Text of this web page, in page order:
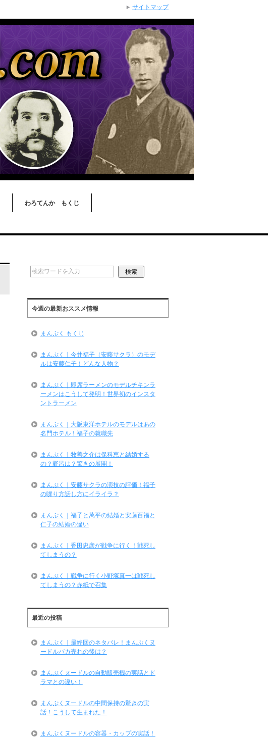
わろてんか もくじ
今週の最新おススメ情報
まんぷく もくじ
まんぷく｜今井福子（安藤サクラ）のモデ
ルは安藤仁子！どんな人物？
まんぷく｜即席ラーメンのモデルチキンラ
ーメンはこうして発明！世界初のインスタ
ントラーメン
まんぷく｜大阪東洋ホテルのモデルはあの
名門ホテル！福子の就職先
まんぷく｜牧善之介は保科恵と結婚する
の？野呂は？驚きの展開！
まんぷく｜安藤サクラの演技の評価！福子
の喋り方話し方にイライラ？
まんぷく｜福子と萬平の結婚と安藤百福と
仁子の結婚の違い
まんぷく｜香田忠彦が戦争に行く！戦死し
てしまうの？
まんぷく｜戦争に行く小野塚真一は戦死し
てしまうの？赤紙で召集
最近の投稿
まんぷく｜最終回のネタバレ！まんぷくヌ
ードルバカ売れの後は？
まんぷくヌードルの自動販売機の実話とド
ラマとの違い！
まんぷくヌードルの中間保持の驚きの実
話！こうして生まれた！
まんぷくヌードルの容器・カップの実話！
サイトマップ